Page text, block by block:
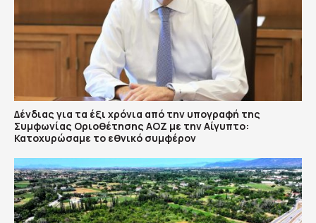
Δένδιας για τα έξι χρόνια από την υπογραφή της
Συμφωνίας Οριοθέτησης ΑΟΖ με την Αίγυπτο:
Κατοχυρώσαμε το εθνικό συμφέρον